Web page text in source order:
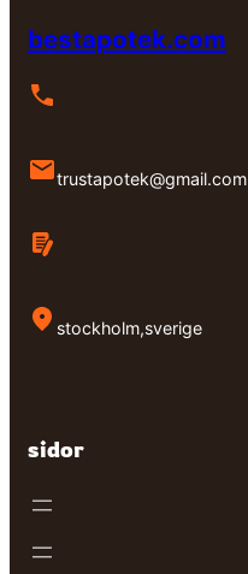
bestapotek.com
trustapotek@gmail.com
stockholm,sverige
sidor